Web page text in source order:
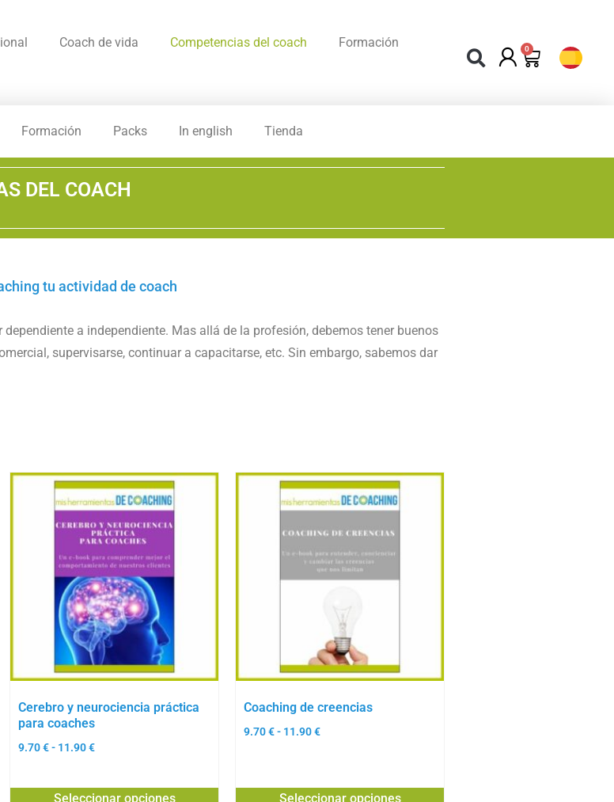
Coach de vida Competencias del coach Formación 0
Formación Packs In english Tienda
DEL COACH
tu actividad de coach
a independiente. Mas allá de la profesión, debemos tener buenos
supervisarse, continuar a capacitarse, etc. Sin embargo, sabemos dar
Cerebro y neurociencia práctica
para coaches
9.70€- 11.90€
Seleccionar opciones
Coaching de creencias
9.70€- 11.90€
Seleccionar opciones